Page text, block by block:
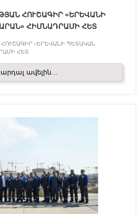
ՀՈՒՇԱԳԻՐ «ԵՐԵՎԱՆԻ
ՀԻՄՆԱԴՐԱՄԻ ՀԵՏ
«ԵՐԵՎԱՆԻ ՊԵՏԱԿԱՆ
ՀԵՏ
ավելին...